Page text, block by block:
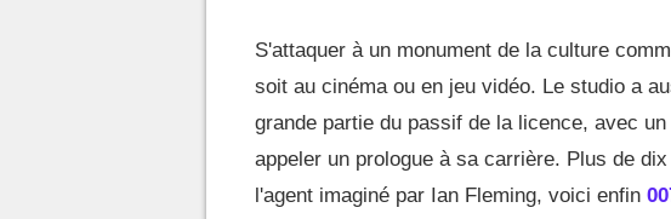
S'attaquer à un monument de la culture
soit au cinéma ou en jeu vidéo. Le studio a
grande partie du passif de la licence, avec
appeler un prologue à sa carrière. Plus de
l'agent imaginé par Ian Fleming, voici enfin